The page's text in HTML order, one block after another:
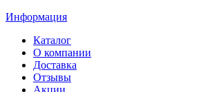
Информация
Каталог
О компании
Доставка
Отзывы
Акции